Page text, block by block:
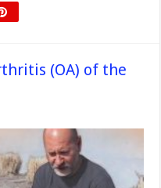
(OA) of the